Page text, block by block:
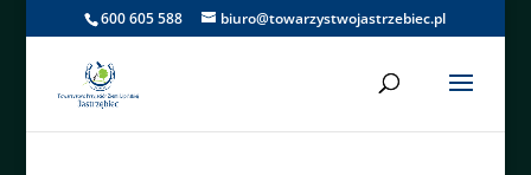
600 605 588 biuro@towarzystwojastrzebiec.pl